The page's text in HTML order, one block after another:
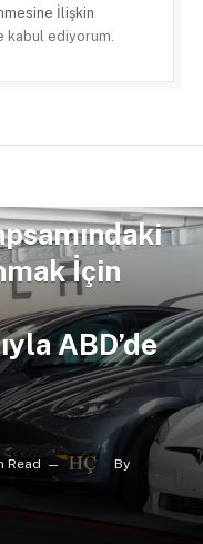
İlişkin
kabul ediyorum.
İçin
ABD’de
Read By